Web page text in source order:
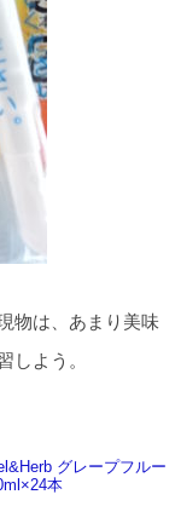
物は、あまり美味
しよう。
グレープフルー
本